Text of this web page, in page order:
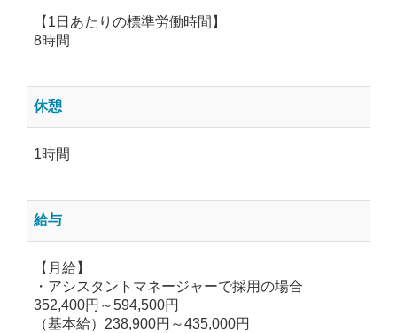
【1日あたりの標準労働時間】
8時間
休憩
1時間
給与
【月給】
・アシスタントマネージャーで採用の場合
352,400円～594,500円
（基本給）238,900円～435,000円